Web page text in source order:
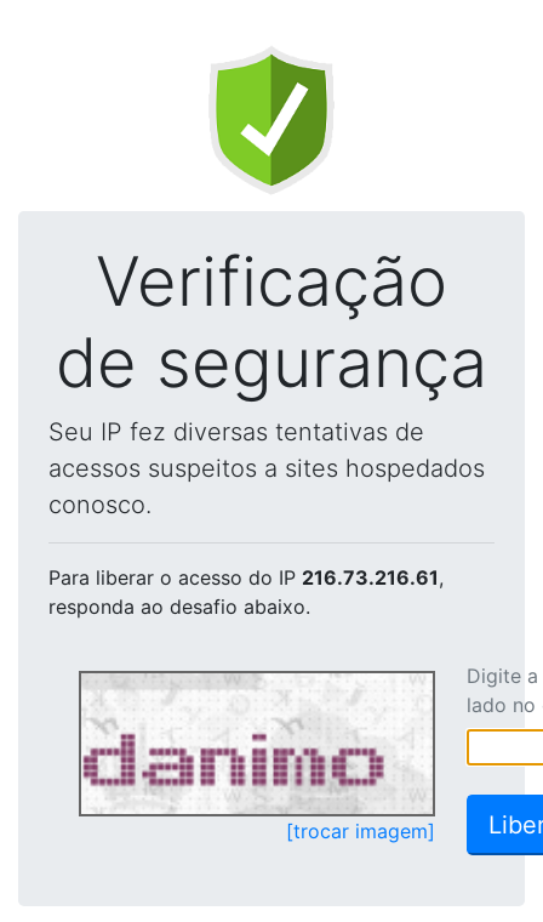
Verificação
de segurança
Seu IP fez diversas tentativas de
acessos suspeitos a sites hospedados
conosco.
Para liberar o acesso do IP 216.73.216.61,
responda ao desafio abaixo.
[trocar imagem]
Digite
lado no